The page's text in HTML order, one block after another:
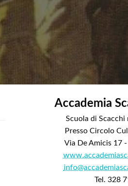
Accademia
Scuola di Scacchi
Presso Circolo
Via De Amicis 17
Tel. 328